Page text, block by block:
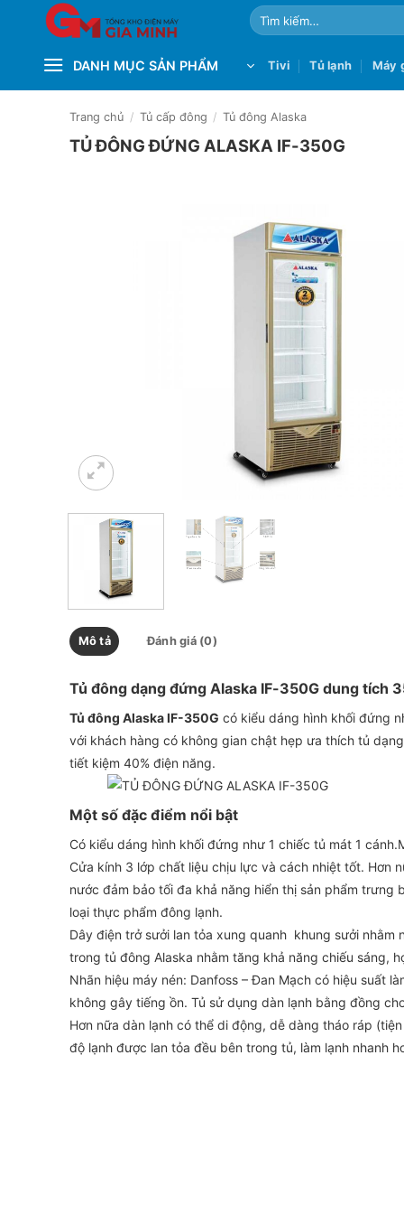
Tìm
kiếm:
DANH MỤC SẢN PHẨM Tivi Tủ lạnh Máy
Trang chủ / Tủ cấp đông / Tủ đông Alaska
TỦ ĐÔNG ĐỨNG ALASKA IF-350G
Mô tả Đánh giá (0)
Tủ đông dạng đứng Alaska IF-350G dung tích
Tủ đông Alaska IF-350G có kiểu dáng hình khối đứng
với khách hàng có không gian chật hẹp ưa thích tủ
tiết kiệm 40% điện năng.
Một số đặc điểm nổi bật
Có kiểu dáng hình khối đứng như 1 chiếc tủ mát 1
Cửa kính 3 lớp chất liệu chịu lực và cách nhiệt tốt. Hơn
nước đảm bảo tối đa khả năng hiển thị sản phẩm
loại thực phẩm đông lạnh.
Dây điện trở sưởi lan tỏa xung quanh khung sưởi
trong tủ đông Alaska nhằm tăng khả năng chiếu sáng,
Nhãn hiệu máy nén: Danfoss – Đan Mạch có hiệu suất
không gây tiếng ồn. Tủ sử dụng dàn lạnh bằng đồng
Hơn nữa dàn lạnh có thể di động, dễ dàng tháo ráp
độ lạnh được lan tỏa đều bên trong tủ, làm lạnh nhanh